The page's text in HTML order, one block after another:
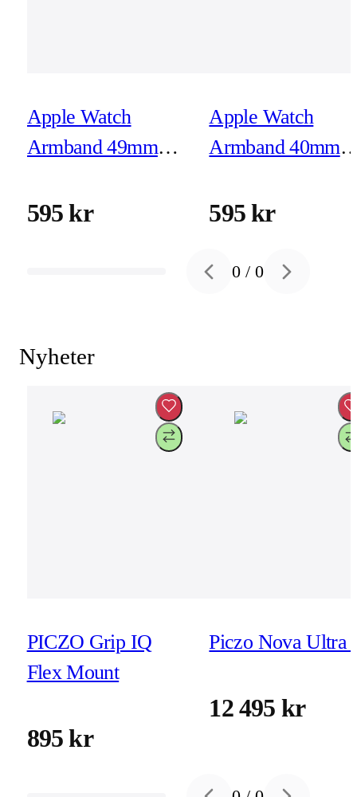
Apple Watch
Armband 49mm
Extension - Finish i
595 kr
Apple Watch
Armband 40mm
- M/L
595 kr
Previous slide
0 /0 Next slide
Nyheter
PICZO Grip IQ
Flex Mount
895 kr
Piczo Nova Ultra
12 495 kr